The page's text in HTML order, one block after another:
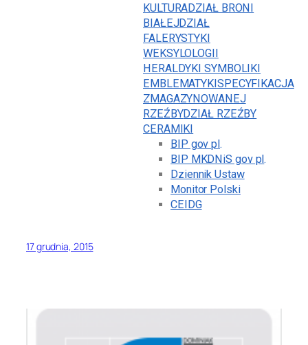
KULTURADZIAŁ BRONI
BIAŁEJDZIAŁ
FALERYSTYKI
WEKSYLOLOGII
HERALDYKI SYMBOLIKI
EMBLEMATYKISPECYFIKACJA
ZMAGAZYNOWANEJ
RZEŹBYDZIAŁ RZEŹBY
CERAMIKI
BIP gov pl.
BIP MKDNiS gov pl.
Dziennik Ustaw
Monitor Polski
CEIDG
17 grudnia, 2015